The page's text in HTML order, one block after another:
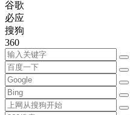
谷歌
必应
搜狗
360